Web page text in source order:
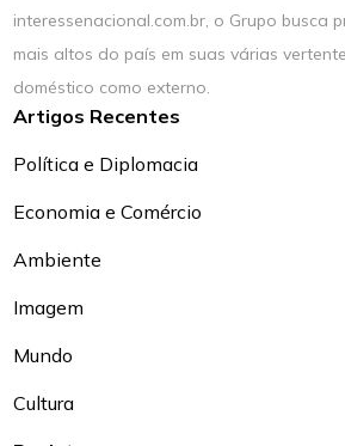
interessenacional.com.br, o Grupo busca
mais altos do país em suas várias
doméstico como externo.
Artigos Recentes
Política e Diplomacia
Economia e Comércio
Ambiente
Imagem
Mundo
Cultura